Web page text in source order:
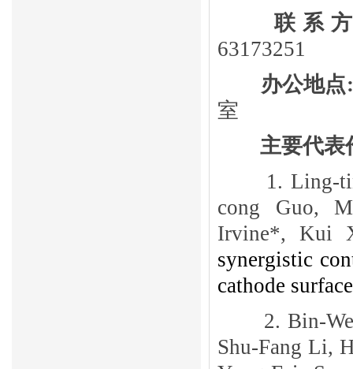
联系
63173251
办公地点:
室
主要代表
1.Ling-
cong Guo,
Irvine*, Kui
synergistic
cathode
2. Bin-
Shu-Fang Li,